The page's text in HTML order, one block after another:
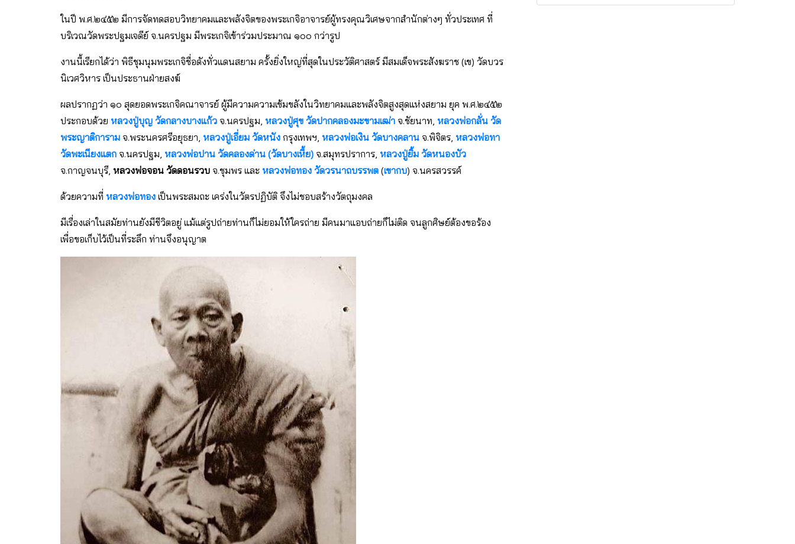
ในปี พ.ศ.๒๔๕๒ มีการจัดทดสอบวิทยาคมและพลังจิตของพระเกจิอาจารย์ผู้ทรงคุณวิเศษจากสำนักต่างๆ ทั่วประเทศ ที่
บริเวณวัดพระปฐมเจดีย์ จ.นครปฐม มีพระเกจิเข้าร่วมประมาณ ๑๐๐ กว่ารูป
งานนี้เรียกได้ว่า พิธีชุมนุมพระเกจิชื่อดังทั่วแดนสยาม ครั้งยิ่งใหญ่ที่สุดในประวัติศาสตร์ มีสมเด็จพระสังฆราช (เข) วัดบวร
นิเวศวิหาร เป็นประธานฝ่ายสงฆ์
ผลปรากฏว่า ๑๐ สุดยอดพระเกจิคณาจารย์ ผู้มีความความเข้มขลังในวิทยาคมและพลังจิตสูงสุดแห่งสยาม ยุค พ.ศ.๒๔๕๒
ประกอบด้วย หลวงปู่บุญ วัดกลางบางแก้ว จ.นครปฐม, หลวงปู่ศุข วัดปากคลองมะขามเฒ่า จ.ชัยนาท, หลวงพ่อกลั่น วัด
พระญาติการาม จ.พระนครศรีอยุธยา, หลวงปู่เอี่ยม วัดหนัง กรุงเทพฯ, หลวงพ่อเงิน วัดบางคลาน จ.พิจิตร, หลวงพ่อทา
วัดพะเนียงแตก จ.นครปฐม, หลวงพ่อปาน วัดคลองด่าน (วัดบางเหี้ย) จ.สมุทรปราการ, หลวงปู่ยิ้ม วัดหนองบัว
จ.กาญจนบุรี, หลวงพ่อจอน วัดดอนรวบ จ.ชุมพร และ หลวงพ่อทอง วัดวรนาถบรรพต (เขากบ) จ.นครสวรรค์
ด้วยความที่ หลวงพ่อทอง เป็นพระสมถะ เคร่งในวัตรปฏิบัติ จึงไม่ชอบสร้างวัตถุมงคล
มีเรื่องเล่าในสมัยท่านยังมีชีวิตอยู่ แม้แต่รูปถ่ายท่านก็ไม่ยอมให้ใครถ่าย มีคนมาแอบถ่ายก็ไม่ติด จนลูกศิษย์ต้องขอร้อง
เพื่อขอเก็บไว้เป็นที่ระลึก ท่านจึงอนุญาต